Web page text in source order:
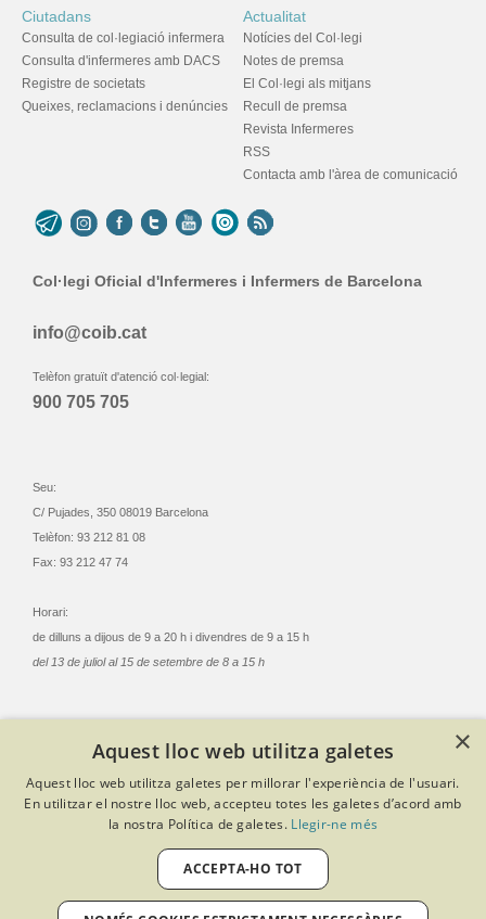
Ciutadans
Consulta de col·legiació infermera
Consulta d'infermeres amb DACS
Registre de societats
Queixes, reclamacions i denúncies
Actualitat
Notícies del Col·legi
Notes de premsa
El Col·legi als mitjans
Recull de premsa
Revista Infermeres
RSS
Contacta amb l'àrea de comunicació
Col·legi Oficial d'Infermeres i Infermers de Barcelona
info@coib.cat
Telèfon gratuït d'atenció col·legial:
900 705 705
Seu:
C/ Pujades, 350 08019 Barcelona
Telèfon: 93 212 81 08
Fax: 93 212 47 74
Horari:
de dilluns a dijous de 9 a 20 h i divendres de 9 a 15 h
del 13 de juliol al 15 de setembre de 8 a 15 h
© Col·legi Oficial Infermeres i Infermers de Barcelona
Criteris de privacitat
Política de cookies
Avís legal
Política de protecció de dades
Política de qualitat
Desenvolupat amb Softeng Portal Builder
×
Aquest lloc web utilitza galetes
Aquest lloc web utilitza galetes per millorar l'experiència de l'usuari.
En utilitzar el nostre lloc web, accepteu totes les galetes d’acord amb
la nostra Política de galetes. Llegir-ne més
ACCEPTA-HO TOT